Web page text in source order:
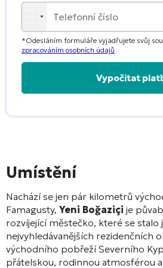
*Odesláním formuláře vyjadřujete svůj
zpracováním osobních údajů
Umístění
Nachází se jen pár kilometrů
Famagusty, Yeni Boğaziçi je
rozvíjející městečko, které se stalo
nejvyhledávanějších rezidenčních
východního pobřeží Severního
přátelskou, rodinnou atmosférou